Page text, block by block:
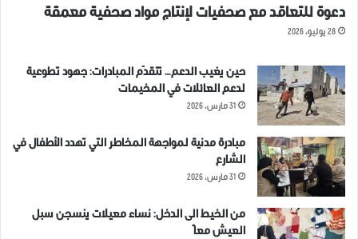
دعوة للتعاقد مع صحفيات لإنتاج مواد صحفية معمقة
28 يوليو، 2026
حين يغيب الدعم… تتقدّم المبادرات: جهود تطوعية
لدعم العائلات في المخيمات
31 مارس، 2026
مبادرة مدنية لمواجهة المخاطر التي تهدد الأطفال في
الشارع
31 مارس، 2026
من الخيط الى الدخل: نساء معيلات ينسجن سبل
العيش معاً